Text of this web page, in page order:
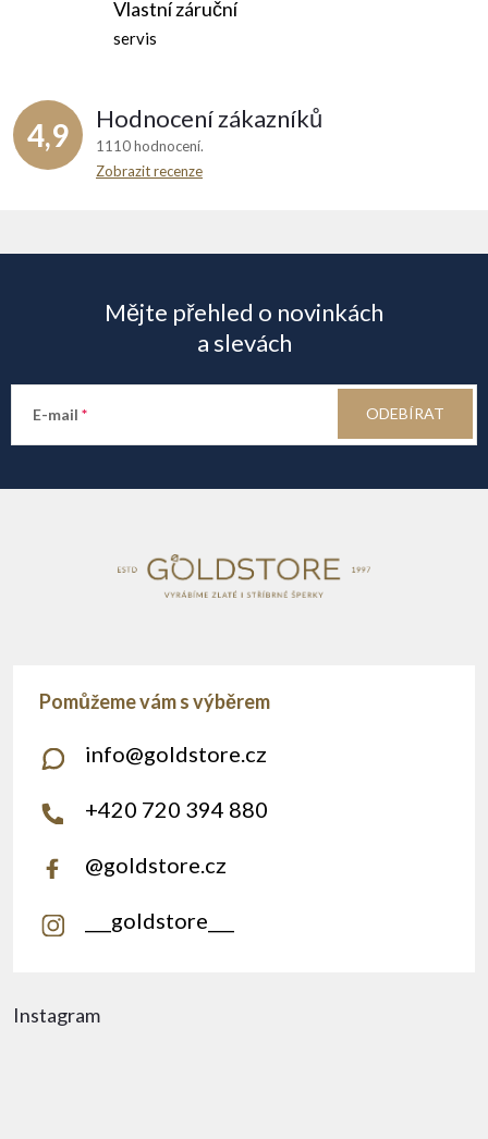
Vlastní záruční
servis
4,9 Hodnocení zákazníků
1110 hodnocení
Zobrazit recenze
a
t
Mějte přehled o novinkách
a slevách
E-mail ODEBÍRAT
Instagram
info@goldstore.cz
+420 720 394 880
@goldstore.cz
___goldstore___